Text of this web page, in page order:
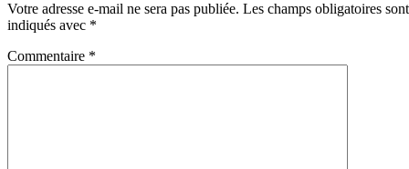
Votre adresse e-mail ne sera pas publiée. Les champs obligatoires sont
indiqués avec *
Commentaire *